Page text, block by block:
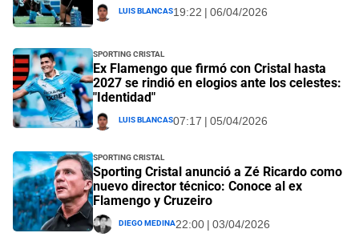
Luis Blancas19:22 | 06/04/2026
Sporting Cristal
Ex Flamengo que firmó con Cristal hasta
2027 se rindió en elogios ante los celestes:
"Identidad"
Luis Blancas07:17 | 05/04/2026
Sporting Cristal
Sporting Cristal anunció a Zé Ricardo como
nuevo director técnico: Conoce al ex
Flamengo y Cruzeiro
Diego Medina22:00 | 03/04/2026